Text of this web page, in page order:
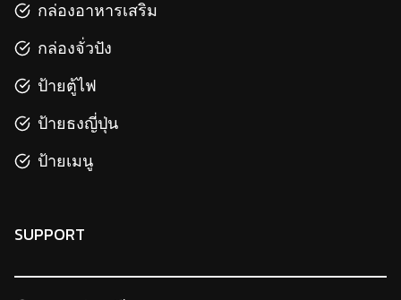
กล่องอาหารเสริม
กล่องจั่วปัง
ป้ายตู้ไฟ
ป้ายธงญี่ปุ่น
ป้ายเมนู
SUPPORT